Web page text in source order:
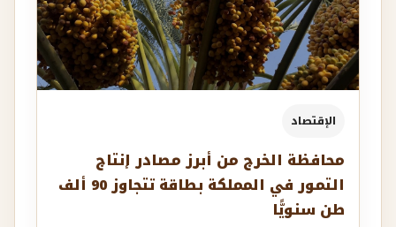
الإقتصاد
محافظة الخرج من أبرز مصادر إنتاج
التمور في المملكة بطاقة تتجاوز 90 ألف
طن سنويًّا